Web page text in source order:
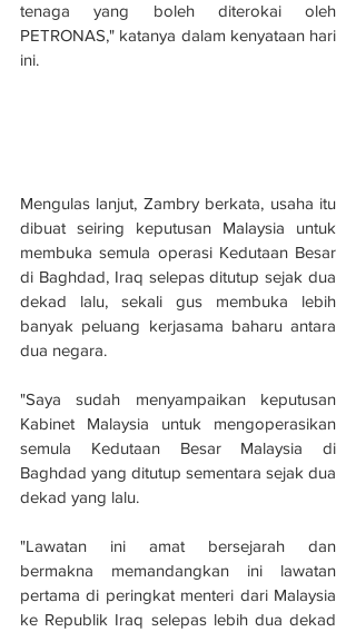
tenaga yang boleh diterokai oleh
PETRONAS," katanya dalam kenyataan hari
ini.
Mengulas lanjut, Zambry berkata, usaha itu
dibuat seiring keputusan Malaysia untuk
membuka semula operasi Kedutaan Besar
di Baghdad, Iraq selepas ditutup sejak dua
dekad lalu, sekali gus membuka lebih
banyak peluang kerjasama baharu antara
dua negara.
"Saya sudah menyampaikan keputusan
Kabinet Malaysia untuk mengoperasikan
semula Kedutaan Besar Malaysia di
Baghdad yang ditutup sementara sejak dua
dekad yang lalu.
"Lawatan ini amat bersejarah dan
bermakna memandangkan ini lawatan
pertama di peringkat menteri dari Malaysia
ke Republik Iraq selepas lebih dua dekad